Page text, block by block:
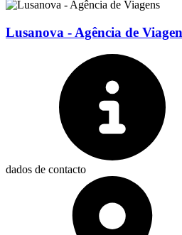
Lusanova - Agência de
dados de contacto